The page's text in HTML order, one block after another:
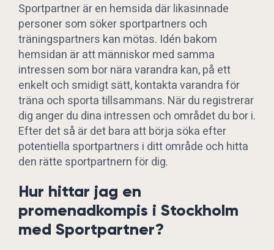
Sportpartner är en hemsida där likasinnade
personer som söker sportpartners och
träningspartners kan mötas. Idén bakom
hemsidan är att människor med samma
intressen som bor nära varandra kan, på ett
enkelt och smidigt sätt, kontakta varandra för
träna och sporta tillsammans. När du registrerar
dig anger du dina intressen och området du bor i.
Efter det så är det bara att börja söka efter
potentiella sportpartners i ditt område och hitta
den rätte sportpartnern för dig.
Hur hittar jag en
promenadkompis i Stockholm
med Sportpartner?